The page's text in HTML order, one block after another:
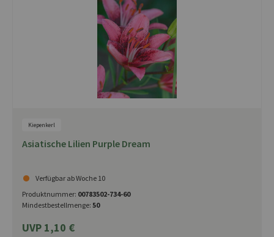
Kiepenkerl
Asiatische Lilien Purple Dream
Verfügbar ab Woche 10
Produktnummer: 00783502-734-60
Mindestbestellmenge: 50
UVP 1,10 €